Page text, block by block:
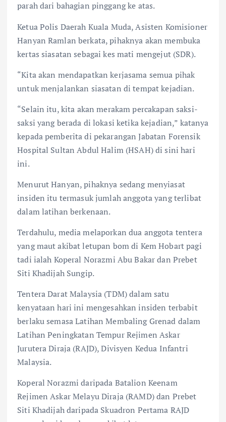
parah dari bahagian pinggang ke atas.
Ketua Polis Daerah Kuala Muda, Asisten Komisioner
Hanyan Ramlan berkata, pihaknya akan membuka
kertas siasatan sebagai kes mati mengejut (SDR).
“Kita akan mendapatkan kerjasama semua pihak
untuk menjalankan siasatan di tempat kejadian.
“Selain itu, kita akan merakam percakapan saksi-
saksi yang berada di lokasi ketika kejadian,” katanya
kepada pemberita di pekarangan Jabatan Forensik
Hospital Sultan Abdul Halim (HSAH) di sini hari
ini.
Menurut Hanyan, pihaknya sedang menyiasat
insiden itu termasuk jumlah anggota yang terlibat
dalam latihan berkenaan.
Terdahulu, media melaporkan dua anggota tentera
yang maut akibat letupan bom di Kem Hobart pagi
tadi ialah Koperal Norazmi Abu Bakar dan Prebet
Siti Khadijah Sungip.
Tentera Darat Malaysia (TDM) dalam satu
kenyataan hari ini mengesahkan insiden terbabit
berlaku semasa Latihan Membaling Grenad dalam
Latihan Peningkatan Tempur Rejimen Askar
Jurutera Diraja (RAJD), Divisyen Kedua Infantri
Malaysia.
Koperal Norazmi daripada Batalion Keenam
Rejimen Askar Melayu Diraja (RAMD) dan Prebet
Siti Khadijah daripada Skuadron Pertama RAJD